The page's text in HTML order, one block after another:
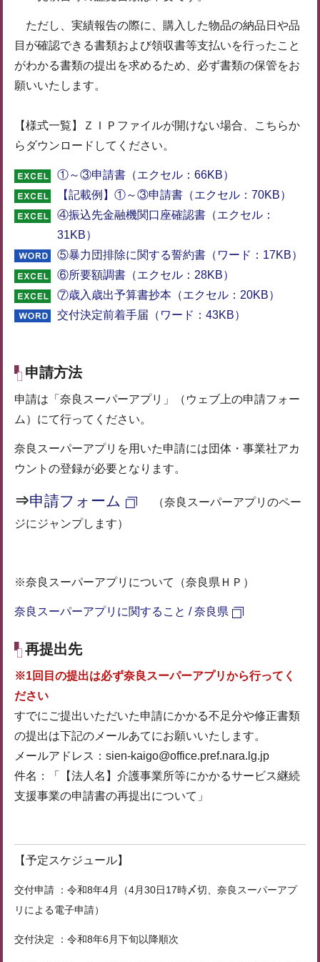
ただし、実績報告の際に、購入した物品の納品日や品
目が確認できる書類および領収書等支払いを行ったこと
がわかる書類の提出を求めるため、必ず書類の保管をお
願いいたします。
【様式一覧】ＺＩＰファイルが開けない場合、こちらか
らダウンロードしてください。
①～③申請書（エクセル：66KB）
【記載例】①～③申請書（エクセル：70KB）
④振込先金融機関口座確認書（エクセル：
31KB）
⑤暴力団排除に関する誓約書（ワード：17KB）
⑥所要額調書（エクセル：28KB）
⑦歳入歳出予算書抄本（エクセル：20KB）
交付決定前着手届（ワード：43KB）
申請方法
申請は「奈良スーパーアプリ」（ウェブ上の申請フォー
ム）にて行ってください。
奈良スーパーアプリを用いた申請には団体・事業社アカ
ウントの登録が必要となります。
⇒申請フォーム
（奈良スーパーアプリのペー
ジにジャンプします）
※奈良スーパーアプリについて（奈良県ＨＰ）
奈良スーパーアプリに関すること / 奈良県
再提出先
※1回目の提出は必ず奈良スーパーアプリから行ってく
ださい
すでにご提出いただいた申請にかかる不足分や修正書類
の提出は下記のメールあてにお願いいたします。
メールアドレス：sien-kaigo@office.pref.nara.lg.jp
件名：「【法人名】介護事業所等にかかるサービス継続
支援事業の申請書の再提出について」
【予定スケジュール】
交付申請 ：令和8年4月（4月30日17時〆切、奈良スーパーアプ
リによる電子申請）
交付決定 ：令和8年6月下旬以降順次